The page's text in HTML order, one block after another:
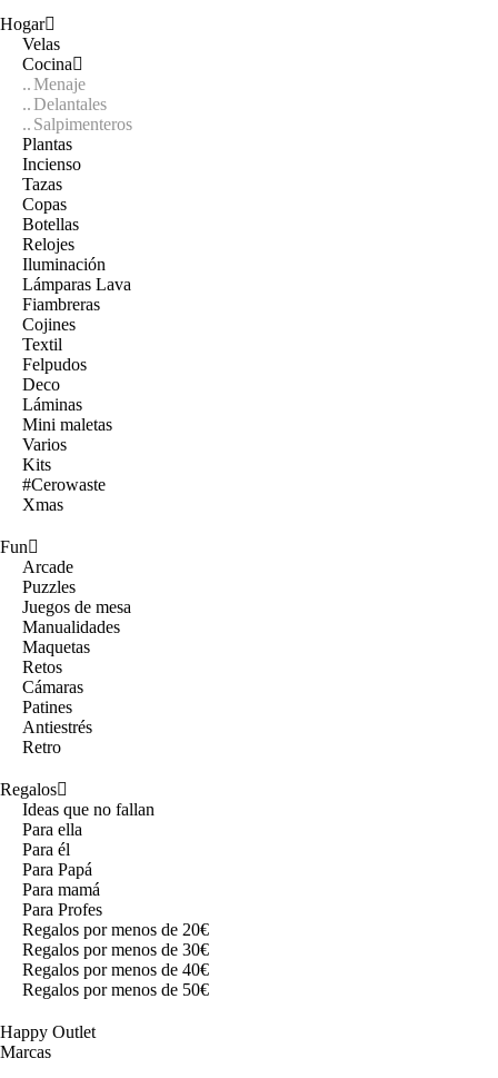
Hogar
Velas
Cocina
Menaje
Delantales
Salpimenteros
Plantas
Incienso
Tazas
Copas
Botellas
Relojes
Iluminación
Lámparas Lava
Fiambreras
Cojines
Textil
Felpudos
Deco
Láminas
Mini maletas
Varios
Kits
#Cerowaste
Xmas
Fun
Arcade
Puzzles
Juegos de mesa
Manualidades
Maquetas
Retos
Cámaras
Patines
Antiestrés
Retro
Regalos
Ideas que no fallan
Para ella
Para él
Para Papá
Para mamá
Para Profes
Regalos por menos de 20€
Regalos por menos de 30€
Regalos por menos de 40€
Regalos por menos de 50€
Happy Outlet
Marcas